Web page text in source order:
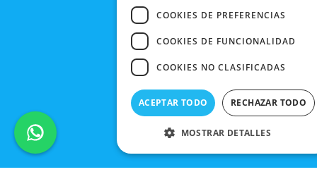
COOKIES DE PREFERENCIAS
COOKIES DE FUNCIONALIDAD
COOKIES NO CLASIFICADAS
ACEPTAR TODO RECHAZAR TODO
MOSTRAR DETALLES